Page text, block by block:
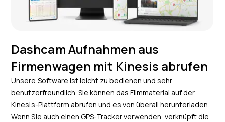
Dashcam Aufnahmen aus
Firmenwagen mit Kinesis abrufen
Unsere Software ist leicht zu bedienen und sehr
benutzerfreundlich. Sie können das Filmmaterial auf der
Kinesis-Plattform abrufen und es von überall herunterladen.
Wenn Sie auch einen GPS-Tracker verwenden, verknüpft die